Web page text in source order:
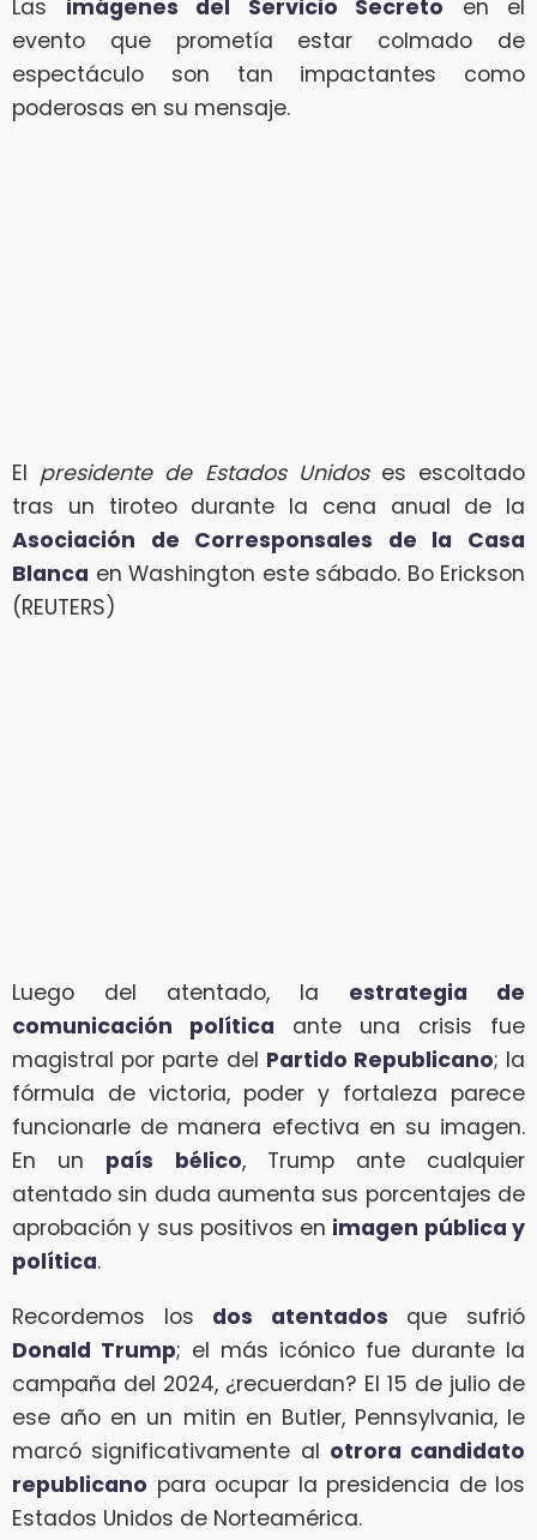
Las imágenes del Servicio Secreto en el
evento que prometía estar colmado de
espectáculo son tan impactantes como
poderosas en su mensaje.
El presidente de Estados Unidoses escoltado
tras un tiroteo durante la cena anual de la
Asociación de Corresponsales de la Casa
Blanca en Washington este sábado. Bo Erickson
(REUTERS)
Luego del atentado, la estrategia de
comunicación política ante una crisis fue
magistral por parte del Partido Republicano; la
fórmula de victoria, poder y fortaleza parece
funcionarle de manera efectiva en su imagen.
En un país bélico, Trump ante cualquier
atentado sin duda aumenta sus porcentajes de
aprobación y sus positivos en imagen pública y
política.
Recordemos los dos atentados que sufrió
Donald Trump; el más icónico fue durante la
campaña del 2024, ¿recuerdan? El 15 de julio de
ese año en un mitin en Butler, Pennsylvania, le
marcó significativamente al otrora candidato
republicano para ocupar la presidencia de los
Estados Unidos de Norteamérica.